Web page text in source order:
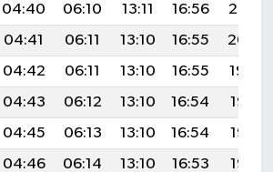
04:40 06:10 13:11 16:56
20:02
04:41 06:11 13:10 16:55
20:00
04:42 06:11 13:10 16:55
19:59
04:43 06:12 13:10 16:54
19:58
04:45 06:13 13:10 16:54
19:56
04:46 06:14 13:10 16:53
19:55